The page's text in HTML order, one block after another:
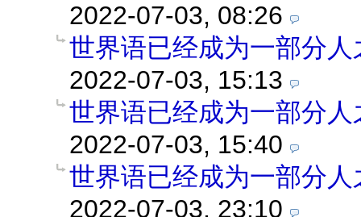
2022-07-03, 08:26
世界语已经成为一部分
2022-07-03, 15:13
世界语已经成为一部分
2022-07-03, 15:40
世界语已经成为一部分
2022-07-03, 23:10